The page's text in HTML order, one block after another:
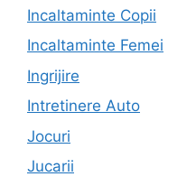
Incaltaminte Copii
Incaltaminte Femei
Ingrijire
Intretinere Auto
Jocuri
Jucarii